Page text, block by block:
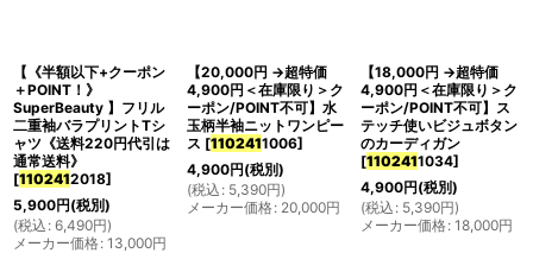
絞り込む
【《半額以下+クーポン
＋POINT！》
SuperBeauty 】フリル
二重袖バラプリントTシ
ャツ《送料220円代引は
通常送料》
[1102412018]
5,900円(税別)
(税込 : 6,490円)
メーカー価格: 13,000円
【20,000円 →超特価
4,900円＜在庫限り＞ク
ーポン/POINT不可】水
玉柄半袖ニットワンピー
ス [1102411006]
4,900円(税別)
(税込 : 5,390円)
メーカー価格: 20,000円
【18,000円 →超特価
4,900円＜在庫限り＞ク
ーポン/POINT不可】ス
テッチ使いビジュボタン
のカーディガン
[1102411034]
4,900円(税別)
(税込 : 5,390円)
メーカー価格: 18,000円